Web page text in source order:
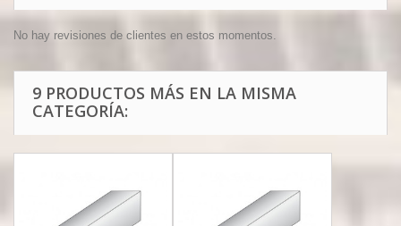
No hay revisiones de clientes en estos momentos.
9 PRODUCTOS MÁS EN LA MISMA
CATEGORÍA: